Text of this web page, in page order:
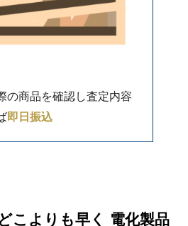
の商品を確認し査定内容
即日振込
こよりも早く 電化製品